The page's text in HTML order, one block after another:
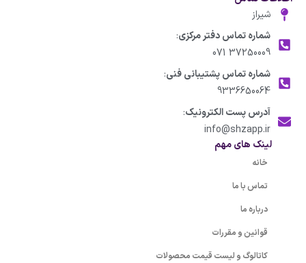
شیراز
شماره تماس دفتر مرکزی:
37250009 071
شماره تماس پشتیبانی فنی:
9336650064
آدرس پست الکترونیک:
info@shzapp.ir
لینک های مهم
خانه
تماس با ما
درباره ما
قوانین و مقررات
کاتالوگ و لیست قیمت محصولات